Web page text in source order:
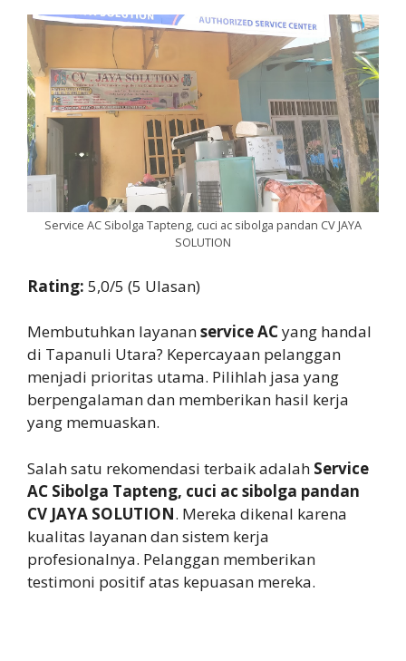
Service AC Sibolga Tapteng, cuci ac sibolga pandan CV JAYA
SOLUTION
Rating: 5,0/5 (5 Ulasan)
Membutuhkan layananservice ACyang handal
di Tapanuli Utara? Kepercayaan pelanggan
menjadi prioritas utama. Pilihlah jasa yang
berpengalaman dan memberikan hasil kerja
yang memuaskan.
Salah satu rekomendasi terbaik adalah Service
AC Sibolga Tapteng, cuci ac sibolga pandan
CV JAYA SOLUTION. Mereka dikenal karena
kualitas layanan dan sistem kerja
profesionalnya. Pelanggan memberikan
testimoni positif atas kepuasan mereka.